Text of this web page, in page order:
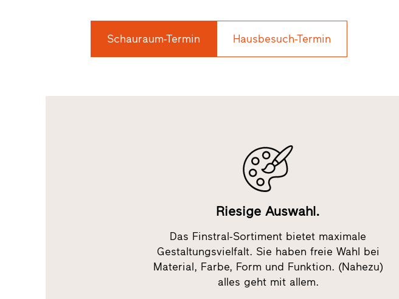
Schauraum-Termin Hausbesuch-Termin
Riesige Auswahl.
Das Finstral-Sortiment bietet maximale
Gestaltungsvielfalt. Sie haben freie Wahl bei
Material, Farbe, Form und Funktion. (Nahezu)
alles geht mit allem.